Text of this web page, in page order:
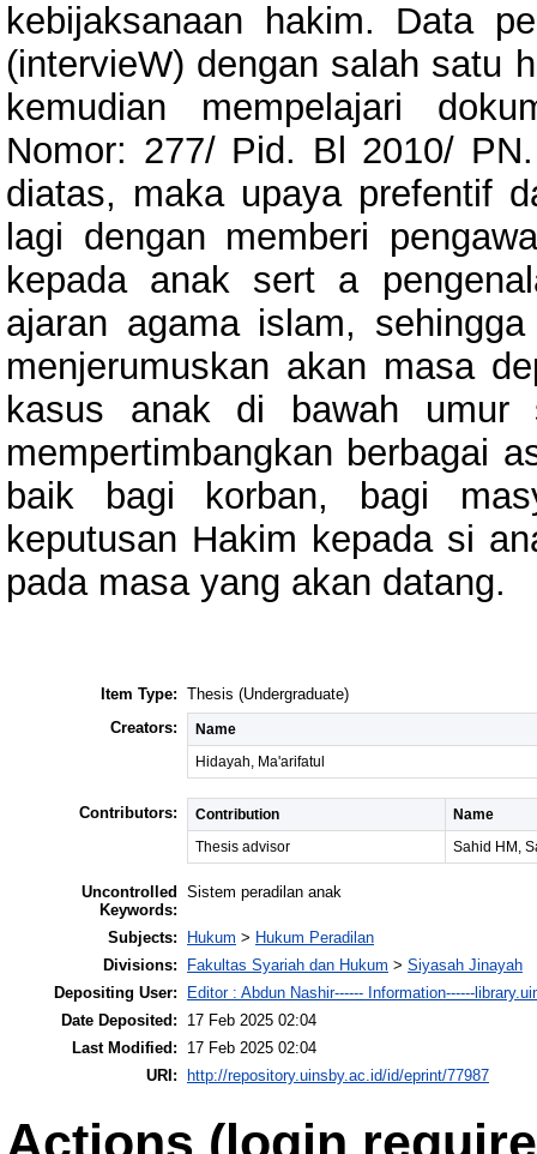
kebijaksanaan hakim. Data
(intervieW) dengan salah satu
kemudian mempelajari
Nomor: 277/ Pid. Bl 2010/
diatas, maka upaya prefentif
lagi dengan memberi
kepada anak sert a
ajaran agama islam,
menjerumuskan akan masa
kasus anak di bawah umur
mempertimbangkan berbagai
baik bagi korban, bagi
keputusan Hakim kepada si
pada masa yang akan datang.
Item Type: Thesis (Undergraduate)
Creators:
Name
Hidayah, Ma'arifatul
Contributors: Contribution
Name
Thesis advisor
Sahid HM,
Uncontrolled
Keywords:
Sistem peradilan anak
Subjects: Hukum > Hukum Peradilan
Divisions:
Fakultas Syariah dan Hukum > Siyasah Jinayah
Depositing User:
Editor : Abdun Nashir------ Information------
Date Deposited:
17 Feb 2025 02:04
Last Modified:
17 Feb 2025 02:04
URI:
http://repository.uinsby.ac.id/id/eprint/77987
Actions (login